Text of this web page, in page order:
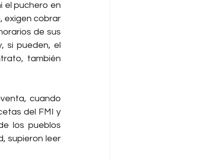
el puchero en
exigen cobrar
de sus
si pueden, el
también
cuando
del FMI y
los pueblos
supieron leer